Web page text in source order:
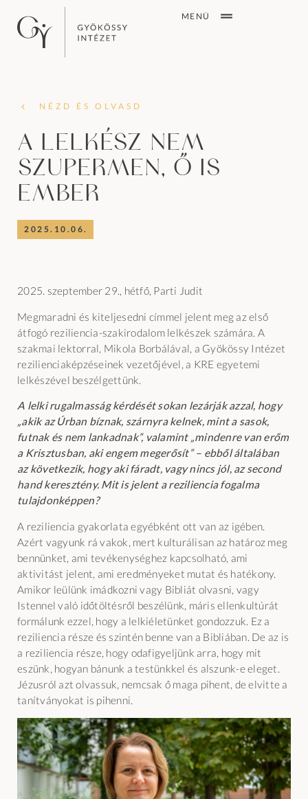
MENÜ
NÉZD ÉS OLVASD
A lelkész nem
szupermen, ő is
ember
2025.10.06.
2025. szeptember 29., hétfő, Parti Judit
Megmaradni és kiteljesedni címmel jelent meg az első
átfogó reziliencia-szakirodalom lelkészek számára. A
szakmai lektorral, Mikola Borbálával, a Gyökössy Intézet
rezilienciaképzéseinek vezetőjével, a KRE egyetemi
lelkészével beszélgettünk.
A lelki rugalmasság kérdését sokan lezárják azzal, hogy
„akik az Úrban bíznak, szárnyra kelnek, mint a sasok,
futnak és nem lankadnak”, valamint „mindenre van erőm
a Krisztusban, aki engem megerősít” – ebből általában
az következik, hogy aki fáradt, vagy nincs jól, az second
hand keresztény. Mit is jelent a reziliencia fogalma
tulajdonképpen?
A reziliencia gyakorlata egyébként ott van az igében.
Azért vagyunk rá vakok, mert kulturálisan az határoz meg
bennünket, ami tevékenységhez kapcsolható, ami
aktivitást jelent, ami eredményeket mutat és hatékony.
Amikor leülünk imádkozni vagy Bibliát olvasni, vagy
Istennel való időtöltésről beszélünk, máris ellenkultúrát
formálunk ezzel, hogy a lelkiéletünket gondozzuk. Ez a
reziliencia része és szintén benne van a Bibliában. De az is
a reziliencia része, hogy odafigyeljünk arra, hogy mit
eszünk, hogyan bánunk a testünkkel és alszunk-e eleget.
Jézusról azt olvassuk, nemcsak ő maga pihent, de elvitte a
tanítványokat is pihenni.